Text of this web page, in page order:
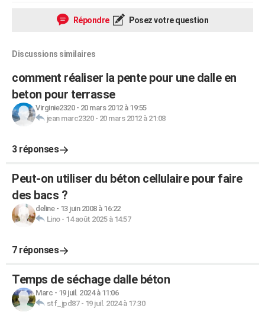
Répondre Posez votre question
Discussions similaires
comment réaliser la pente pour une dalle en
beton pour terrasse
Virginie2320- 20 mars 2012 à 19:55
jean marc2320- 20 mars 2012 à 21:08
3 réponses
Peut-on utiliser du béton cellulaire pour faire
des bacs ?
deline- 13 juin 2008 à 16:22
Lino- 14 août 2025 à 14:57
7 réponses
Temps de séchage dalle béton
Marc - 19 juil. 2024 à 11:06
stf_jpd87- 19 juil. 2024 à 17:30